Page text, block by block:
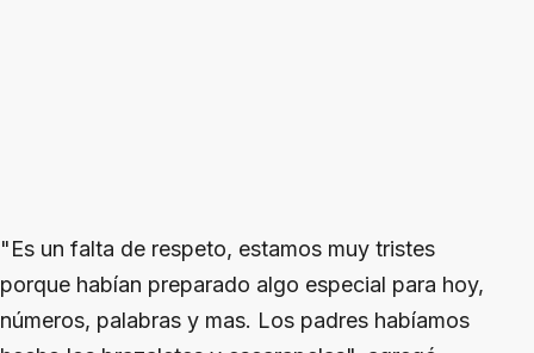
"Es un falta de respeto, estamos muy tristes
porque habían preparado algo especial para hoy,
números, palabras y mas. Los padres habíamos